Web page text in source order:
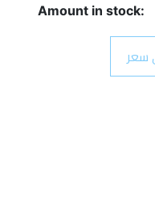
Amount in stock:
سعر